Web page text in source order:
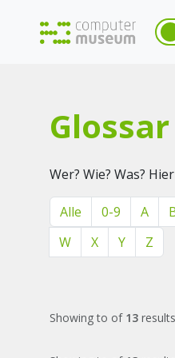
Glossar
Wer? Wie? Was?
Alle 0-9 A
W
X Y Z
Showingto of 13 results